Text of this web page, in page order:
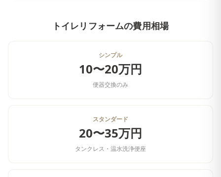
トイレリフォームの費用相場
シンプル
10〜20万円
便器交換のみ
スタンダード
20〜35万円
タンクレス・温水洗浄便座